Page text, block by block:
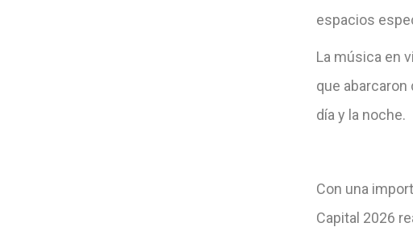
espacios
La música en
que
día y la noche.
Con una
Capital 2026